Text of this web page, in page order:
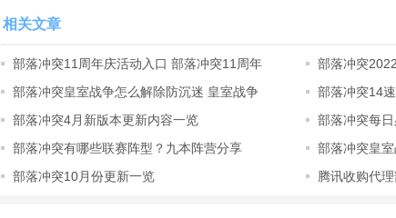
6.参加其他部落，自己组建部落，邀请朋友参加。
7.和部落成员一起参加部落对战，与其他部落相比下降。
8.在竞争激烈的部落对战联盟中验证战斗技术，证明实力。
10.使用加农炮、矢塔、迫击炮、城墙、陷阱等防御设施来保护村庄。
相关文章
部落冲突11周年庆活动入口 部落冲突11周年
部落冲突
部落冲突皇室战争怎么解除防沉迷 皇室战争
部落冲突14
部落冲突4月新版本更新内容一览
部落冲突每
部落冲突有哪些联赛阵型？九本阵营分享
部落冲突皇
部落冲突10月份更新一览
腾讯收购代